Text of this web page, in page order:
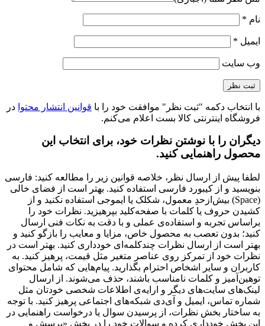
نام *
ایمیل *
وب‌ سایت
با انتخاب دکمه "ثبت نظر" موافقت خود را با قوانین انتشار محتوا در
فروشگاه اینترنتی کالا بست اعلام می‌کنم.
دیگران را با نوشتن نظرات خود، برای انتخاب این
محصول راهنمایی کنید.
لطفا پیش از ارسال نظر، خلاصه قوانین زیر را مطالعه کنید: فارسی
بنویسید و از کیبورد فارسی استفاده کنید. بهتر است از فضای خالی
(Space) بیش‌از‌حدِ معمول، شکلک یا ایموجی استفاده نکنید و از
کشیدن حروف یا کلمات با صفحه‌کلید بپرهیزید. نظرات خود را
براساس تجربه و استفاده‌ی عملی و با دقت به نکات فنی ارسال
کنید؛ بدون تعصب به محصول خاص، مزایا و معایب را بازگو کنید و
بهتر است از ارسال نظرات چندکلمه‌‌ای خودداری کنید. بهتر است در
نظرات خود از تمرکز روی عناصر متغیر مثل قیمت، پرهیز کنید. به
کاربران و سایر اشخاص احترام بگذارید. پیام‌هایی که شامل محتوای
توهین‌آمیز و کلمات نامناسب باشند، حذف می‌شوند. از ارسال
لینک‌های سایت‌های دیگر و ارایه‌ی اطلاعات شخصی خودتان مثل
شماره تماس، ایمیل و آی‌دی شبکه‌های اجتماعی پرهیز کنید. با توجه
به ساختار بخش نظرات، از پرسیدن سوال یا درخواست راهنمایی در
این بخش خودداری کرده و سوالات خود را در بخش «پرسش و